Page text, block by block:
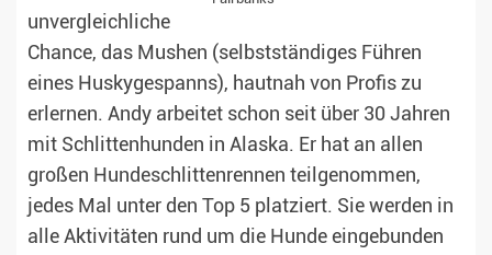
unvergleichliche
Chance, das Mushen (selbstständiges Führen
eines Huskygespanns), hautnah von Profis zu
erlernen. Andy arbeitet schon seit über 30 Jahren
mit Schlittenhunden in Alaska. Er hat an allen
großen Hundeschlittenrennen teilgenommen,
jedes Mal unter den Top 5 platziert. Sie werden in
alle Aktivitäten rund um die Hunde eingebunden